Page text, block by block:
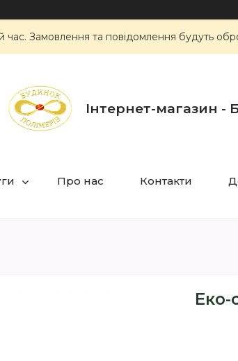
час. Замовлення та повідомлення будуть
Інтернет-магазин -
Про нас Контакти
Еко-